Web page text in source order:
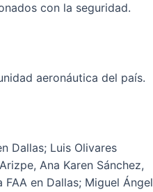
con la seguridad.
aeronáutica del país.
Dallas; Luis Olivares
Ana Karen Sánchez,
en Dallas; Miguel Ángel